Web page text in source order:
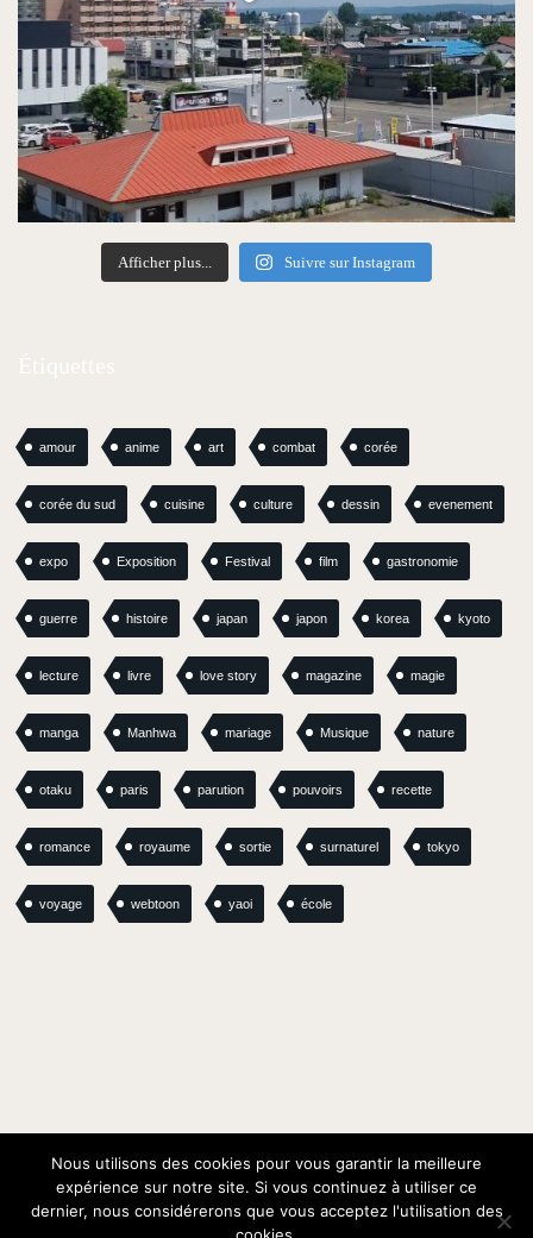
Afficher plus... Suivre sur Instagram
amour anime art combat corée
corée du sud cuisine culture dessin evenement
expo Exposition Festival film gastronomie
guerre histoire japan japon korea kyoto
lecture livre love story magazine magie
manga Manhwa mariage Musique nature
otaku paris parution pouvoirs recette
romance royaume sortie surnaturel tokyo
voyage webtoon yaoi école
© Oracom / Oracom Media Solutions
Nous utilisons des cookies pour vous garantir la meilleure
expérience sur notre site. Si vous continuez à utiliser ce
dernier, nous considérerons que vous acceptez l'utilisation des